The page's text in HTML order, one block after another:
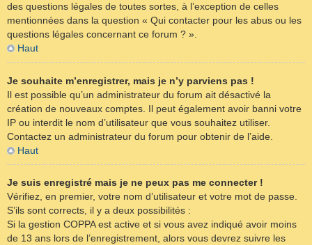
des questions légales de toutes sortes, à l’exception de celles
mentionnées dans la question « Qui contacter pour les abus ou les
questions légales concernant ce forum ? ».
Haut
Je souhaite m’enregistrer, mais je n’y parviens pas !
Il est possible qu’un administrateur du forum ait désactivé la
création de nouveaux comptes. Il peut également avoir banni votre
IP ou interdit le nom d’utilisateur que vous souhaitez utiliser.
Contactez un administrateur du forum pour obtenir de l’aide.
Haut
Je suis enregistré mais je ne peux pas me connecter !
Vérifiez, en premier, votre nom d’utilisateur et votre mot de passe.
S’ils sont corrects, il y a deux possibilités :
Si la gestion COPPA est active et si vous avez indiqué avoir moins
de 13 ans lors de l’enregistrement, alors vous devrez suivre les